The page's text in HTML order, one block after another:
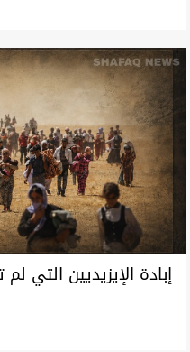
إبادة الإيزيديين التي